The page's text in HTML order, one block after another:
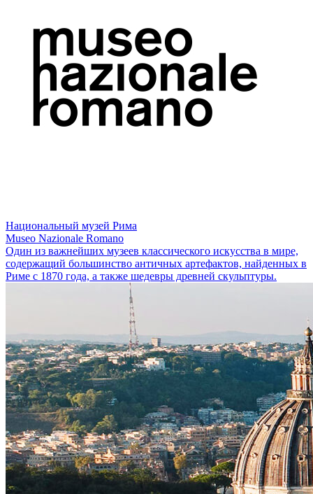
Национальный музей Рима
Museo Nazionale Romano
Один из важнейших музеев классического искусства в мире,
содержащий большинство античных артефактов, найденных в
Риме с 1870 года, а также шедевры древней скульптуры.